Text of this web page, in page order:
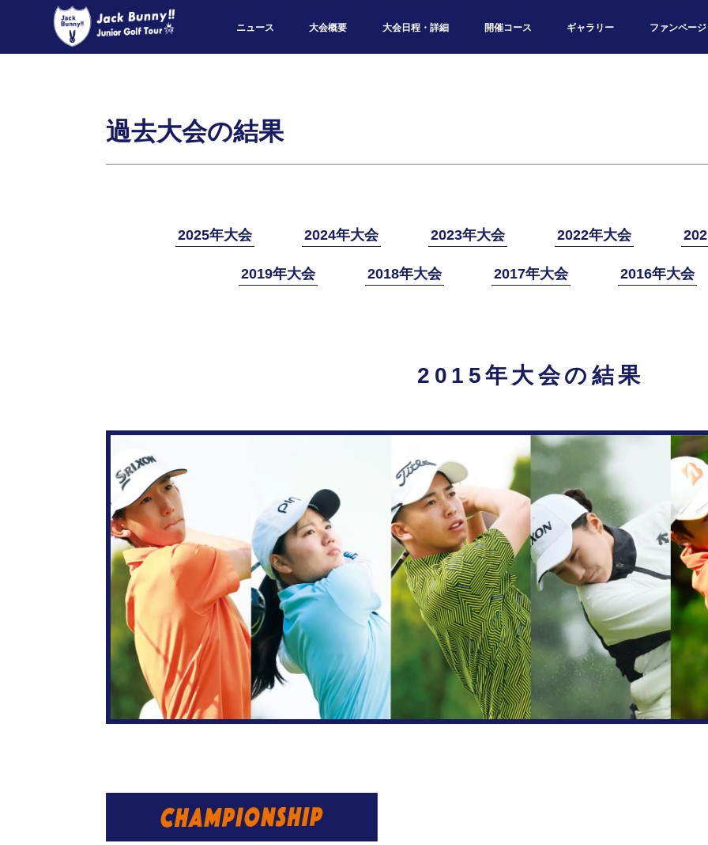
ニュース 大会概要 大会日程・詳細 開催コース ギャラリー ファンページ
過去大会の結果
2025年大会 2024年大会 2023年大会 2022年大会
2019年大会 2018年大会 2017年大会 2016年大会
2015年大会の結果